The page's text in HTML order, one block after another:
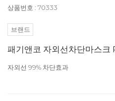
상품번호 : 70333
브랜드
패기앤코 자외선차단마스크
자외선 99% 차단효과